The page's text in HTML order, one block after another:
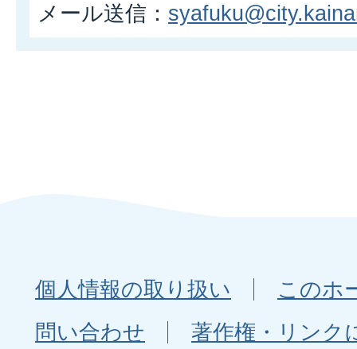
メール送信：
個人情報の取り扱い
このホ
問い合わせ
著作権・リンク